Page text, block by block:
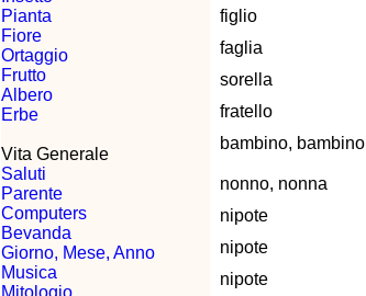
Pianta
Fiore
Ortaggio
Frutto
Albero
Erbe
Vita Generale
Saluti
Parente
Computers
Bevanda
Giorno, Mese, Anno
Musica
Mitologio
figlio
faglia
sorella
fratello
bambino, bambino
nonno, nonna
nipote
nipote
nipote